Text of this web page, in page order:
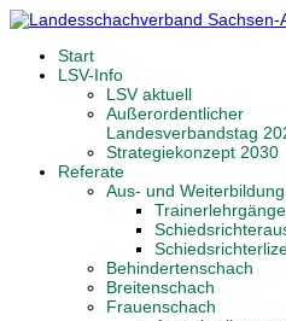
Start
LSV-Info
LSV aktuell
Außerordentlicher
Landesverbandstag
Strategiekonzept 2030
Referate
Aus- und Weiterbildung
Trainerlehrgänge
Behindertenschach
Breitenschach
Frauenschach